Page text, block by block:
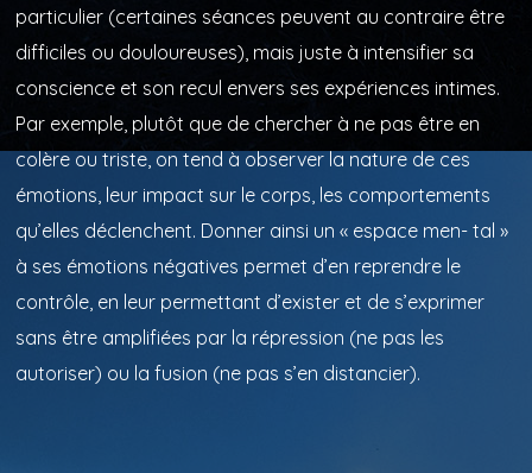
particulier (certaines séances peuvent au contraire être
difficiles ou douloureuses), mais juste à intensifier sa
conscience et son recul envers ses expériences intimes.
Par exemple, plutôt que de chercher à ne pas être en
colère ou triste, on tend à observer la nature de ces
émotions, leur impact sur le corps, les comportements
qu’elles déclenchent. Donner ainsi un « espace men- tal »
à ses émotions négatives permet d’en reprendre le
contrôle, en leur permettant d’exister et de s’exprimer
sans être amplifiées par la répression (ne pas les
autoriser) ou la fusion (ne pas s’en distancier).